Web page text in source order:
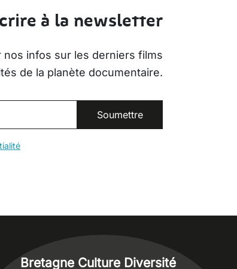
à la newsletter
infos sur les derniers films
de la planète documentaire.
Bretagne Culture Diversité